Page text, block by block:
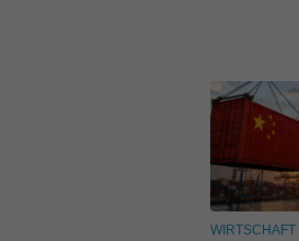
WIRTSCHAFT